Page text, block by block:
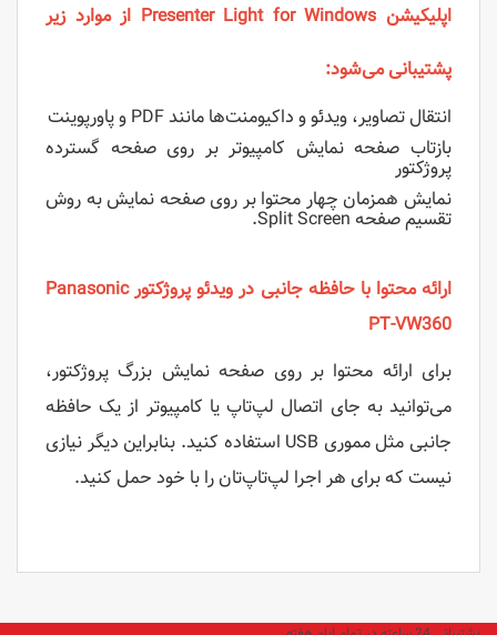
اپلیکیشن‌ Presenter Light for Windows از موارد زیر
پشتیبانی می‌شود:
انتقال تصاویر، ویدئو و داکیومنت‌ها مانند PDF و پاورپوینت
بازتاب صفحه نمایش کامپیوتر بر روی صفحه گسترده
پروژکتور
نمایش همزمان چهار محتوا بر روی صفحه نمایش به روش
تقسیم صفحه Split Screen.
ارائه محتوا با حافظه جانبی در ویدئو پروژکتور Panasonic
PT-VW360
برای ارائه محتوا بر روی صفحه نمایش بزرگ پروژکتور،
می‌توانید به جای اتصال لپ‌تاپ یا کامپیوتر از یک حافظه
جانبی مثل مموری USB استفاده کنید. بنابراین دیگر نیازی
نیست که برای هر اجرا لپ‌تاپ‌تان را با خود حمل کنید.